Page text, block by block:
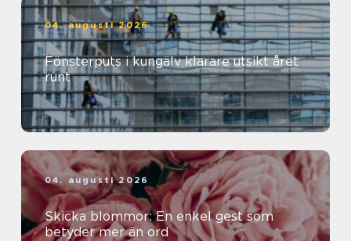
04. augusti 2026
Fönsterputs i kungälv klarare utsikt året
runt
04. augusti 2026
Skicka blommor: En enkel gest som
betyder mer än ord